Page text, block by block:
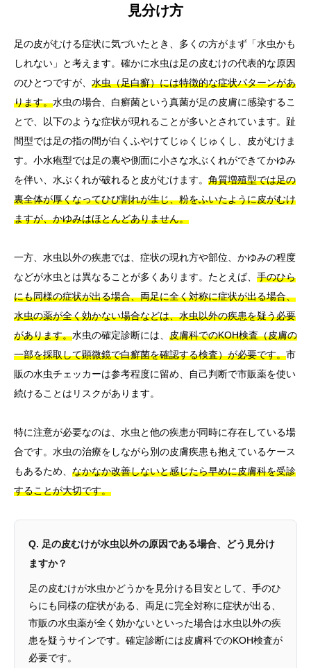
見分け方
足の皮がむける症状に気づいたとき、多くの方がまず「水虫かも
しれない」と考えます。確かに水虫は足の皮むけの代表的な原因
のひとつですが、 水虫（足白癬）には特徴的な症状パターンがあ
ります。水虫の場合、白癬菌という真菌が足の皮膚に感染するこ
とで、以下のような症状が現れることが多いとされています。趾
間型では足の指の間が白くふやけてじゅくじゅくし、皮がむけま
す。小水疱型では足の裏や側面に小さな水ぶくれができてかゆみ
を伴い、水ぶくれが破れると皮がむけます。 角質増殖型では足の
裏全体が厚くなってひび割れが生じ、粉をふいたように皮がむけ
ますが、かゆみはほとんどありません。
一方、水虫以外の疾患では、症状の現れ方や部位、かゆみの程度
などが水虫とは異なることが多くあります。たとえば、 手のひら
にも同様の症状が出る場合、両足に全く対称に症状が出る場合、
水虫の薬が全く効かない場合などは、水虫以外の疾患を疑う必要
があります。水虫の確定診断には、 皮膚科でのKOH検査（皮膚の
一部を採取して顕微鏡で白癬菌を確認する検査）が必要です。市
販の水虫チェッカーは参考程度に留め、自己判断で市販薬を使い
続けることはリスクがあります。
特に注意が必要なのは、水虫と他の疾患が同時に存在している場
合です。水虫の治療をしながら別の皮膚疾患も抱えているケース
もあるため、 なかなか改善しないと感じたら早めに皮膚科を受診
することが大切です。
Q. 足の皮むけが水虫以外の原因である場合、どう見分け
ますか？
足の皮むけが水虫かどうかを見分ける目安として、手のひ
らにも同様の症状がある、両足に完全対称に症状が出る、
市販の水虫薬が全く効かないといった場合は水虫以外の疾
患を疑うサインです。確定診断には皮膚科でのKOH検査が
必要です。